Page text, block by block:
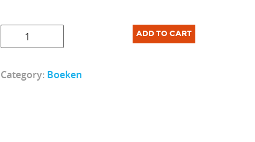
Strootjes
in
zand
ADD TO CART
Category: Boeken